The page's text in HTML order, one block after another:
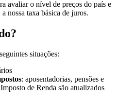
avaliar o nível de preços do país e
a nossa taxa básica de juros.
situações:
: aposentadorias, pensões e
de Renda são atualizados